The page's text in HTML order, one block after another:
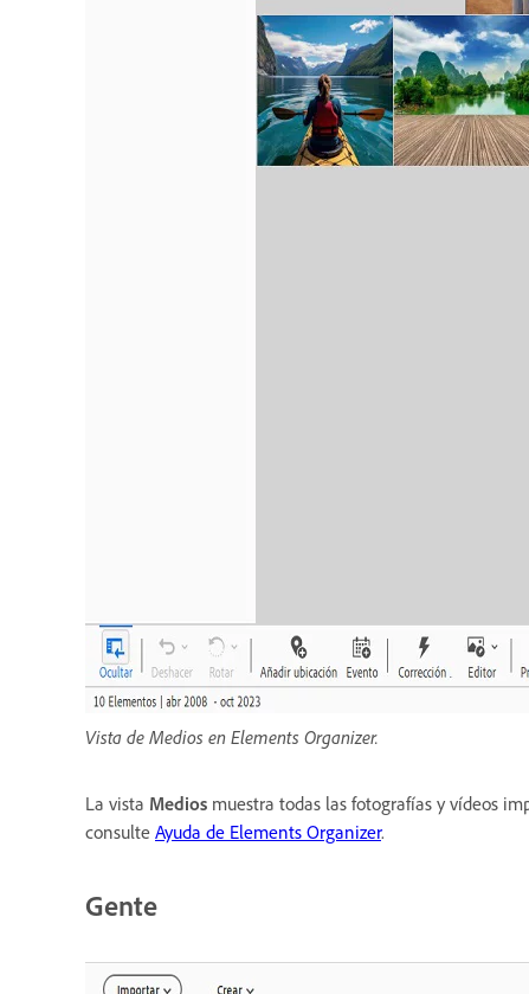
Vista de Medios en Elements Organizer.
La vista Medios muestra todas las fotografías y vídeos
consulte Ayuda de Elements Organizer.
Gente